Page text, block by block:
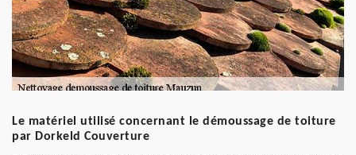
Le matériel utilisé concernant le démoussage de toiture
par Dorkeld Couverture